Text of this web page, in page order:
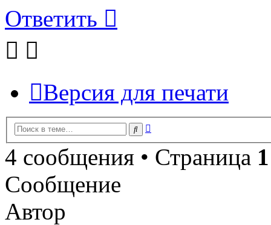
Ответить
Версия для печати
Поиск
4 сообщения • Страница 1
Сообщение
Автор